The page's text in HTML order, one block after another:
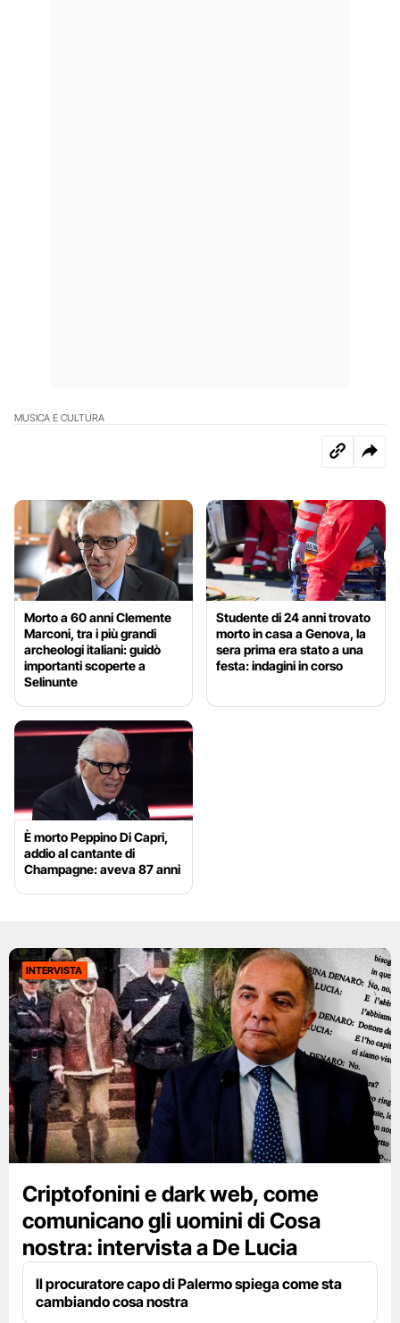
MUSICA E CULTURA
Morto a 60 anni Clemente
Marconi, tra i più grandi
archeologi italiani: guidò
importanti scoperte a
Selinunte
Studente di 24 anni trovato
morto in casa a Genova, la
sera prima era stato a una
festa: indagini in corso
È morto Peppino Di Capri,
addio al cantante di
Champagne: aveva 87 anni
INTERVISTA
Criptofonini e dark web, come
comunicano gli uomini di Cosa
nostra: intervista a De Lucia
Il procuratore capo di Palermo spiega come sta
cambiando cosa nostra